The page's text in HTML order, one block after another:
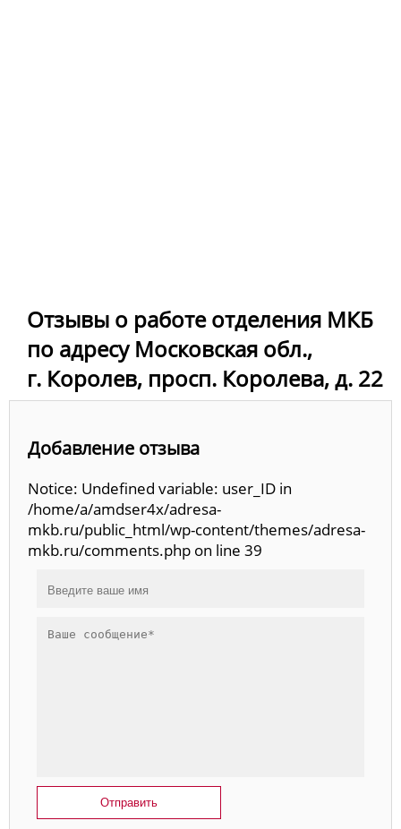
Отзывы о работе отделения МКБ
по адресу Московская обл.,
г. Королев, просп. Королева, д. 22
Добавление отзыва
Notice: Undefined variable: user_ID in
/home/a/amdser4x/adresa-
mkb.ru/public_html/wp-content/themes/adresa-
mkb.ru/comments.php on line 39
Отправить